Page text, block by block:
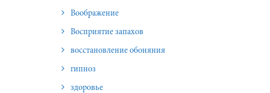
Воображение
Восприятие запахов
восстановление обоняния
гипноз
здоровье